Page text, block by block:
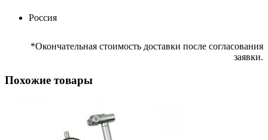
Россия
*Окончательная стоимость доставки после согласования
заявки.
Похожие товары